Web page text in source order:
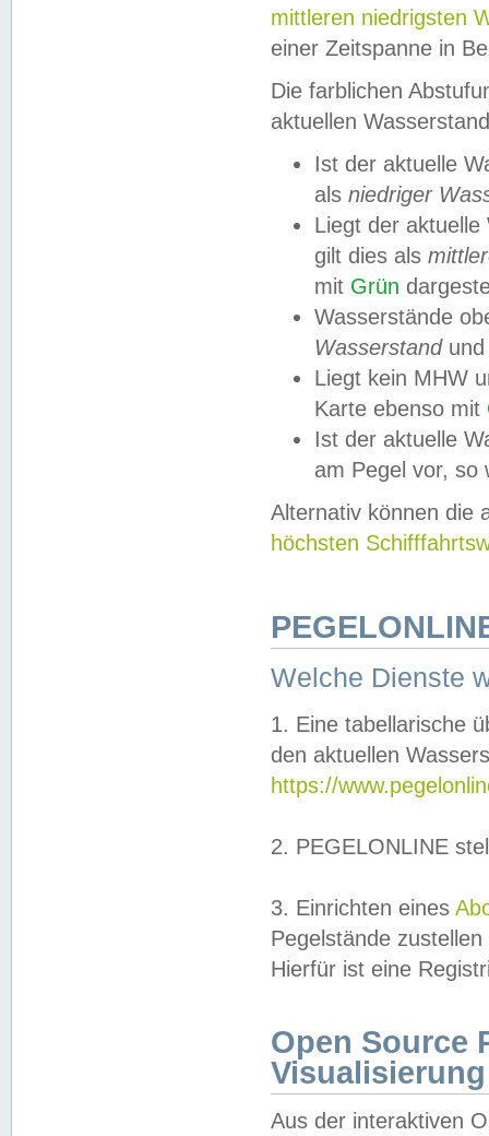
mittleren niedrigsten
einer Zeitspanne in
Die farblichen
aktuellen
Ist der aktuelle
als niedriger
Liegt der
gilt dies als
mit Grün
Wasserstände
Wasserstandund
Liegt kein MHW
Karte ebenso mit
Ist der aktuelle
am Pegel vor,
Alternativ können die
höchsten
Welche Dienste
1. Eine tabellarische
den aktuellen
https://
2. PEGELONLINE
3. Einrichten eines
Pegelstände
Hierfür ist eine
Open Source
Visualisierung
Aus der interaktiven